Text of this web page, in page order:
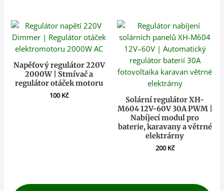
Napěťový regulátor 220V
2000W | Stmívač a
regulátor otáček motoru
100Kč
Solární regulátor XH-
M604 12V-60V 30A PWM |
Nabíjecí modul pro
baterie, karavany a větrné
elektrárny
200Kč